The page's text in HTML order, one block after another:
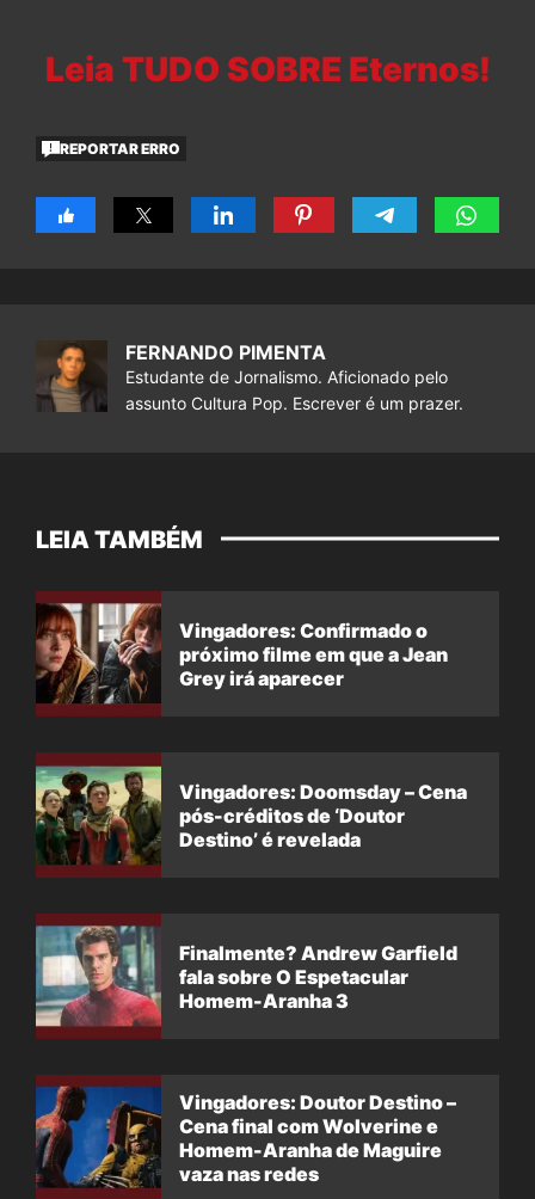
Leia TUDO SOBRE Eternos!
REPORTAR ERRO
FERNANDO PIMENTA
Estudante de Jornalismo. Aficionado pelo
assunto Cultura Pop. Escrever é um prazer.
LEIA TAMBÉM
Vingadores: Confirmado o
próximo filme em que a Jean
Grey irá aparecer
Vingadores: Doomsday – Cena
pós-créditos de ‘Doutor
Destino’ é revelada
Finalmente? Andrew Garfield
fala sobre O Espetacular
Homem-Aranha 3
Vingadores: Doutor Destino –
Cena final com Wolverine e
Homem-Aranha de Maguire
vaza nas redes